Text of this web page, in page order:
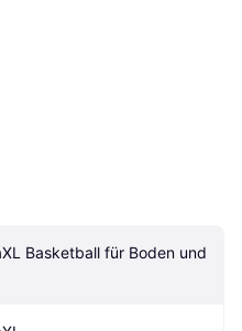
Basketball für Boden und